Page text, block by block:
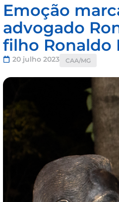
Emoção
advogado
filho Ronaldo
20 julho 2023 CAA/MG